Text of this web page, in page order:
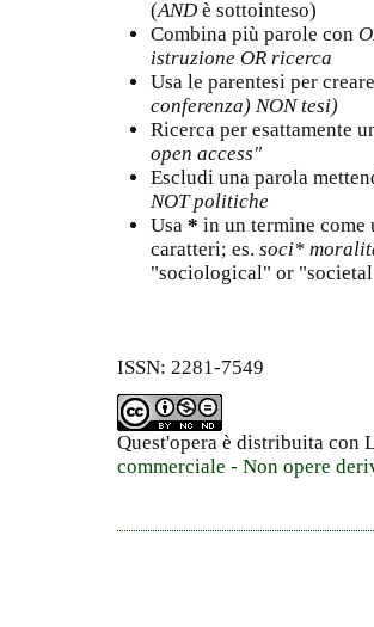
(AND è sottointeso)
Combina più parole con
istruzione OR ricerca
Usa le parentesi per
conferenza) NON tesi)
Ricerca per esattamente
open access"
Escludi una parola
NOT politiche
Usa * in un termine come
caratteri; es. soci*
"sociological" or
ISSN: 2281-7549
Quest'opera è distribuita con
commerciale - Non opere